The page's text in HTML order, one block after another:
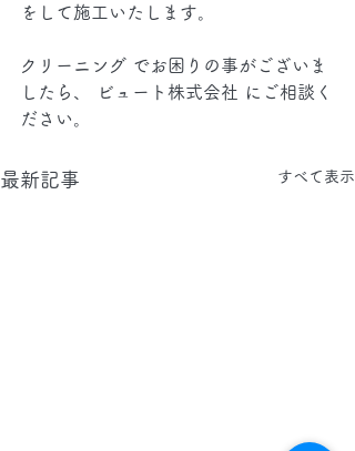
をして施工いたします。
クリーニング でお困りの事がございま
したら、 ビュート株式会社 にご相談く
ださい。
最新記事 すべて表示